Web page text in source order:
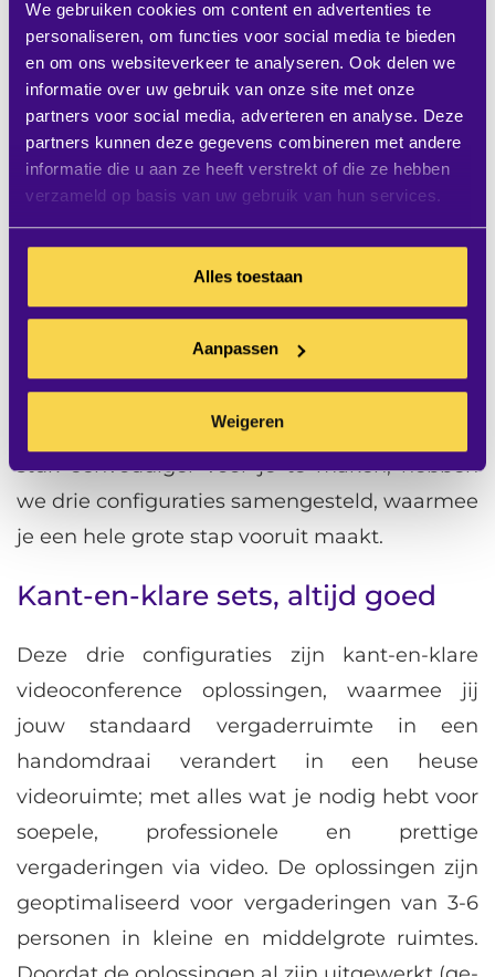
We gebruiken cookies om content en advertenties te
personaliseren, om functies voor social media te bieden
en om ons websiteverkeer te analyseren. Ook delen we
informatie over uw gebruik van onze site met onze
partners voor social media, adverteren en analyse. Deze
partners kunnen deze gegevens combineren met andere
informatie die u aan ze heeft verstrekt of die ze hebben
verzameld op basis van uw gebruik van hun services.
Alles toestaan
Aanpassen
Weigeren
volledige onderzoek hier downloaden).
Iedere medewerker verdient
video
Het is dus time for a change. Iedere
video. Of beter gezegd: iedere medewerker
verdient video. En wij kunnen jou daar prima
mee helpen. Wij hebben namelijk inmiddels
duizenden videoconference-oplossingen
geadviseerd en gerealiseerd; en verzorgen
nog steeds het onderhoud. Om het nog een
stuk eenvoudiger voor je te maken, hebben
we drie configuraties samengesteld, waarmee
je een hele grote stap vooruit maakt.
Kant-en-klare sets, altijd goed
Deze drie configuraties zijn kant-en-klare
videoconference oplossingen, waarmee jij
jouw standaard vergaderruimte in een
handomdraai verandert in een heuse
videoruimte; met alles wat je nodig hebt voor
soepele, professionele en prettige
vergaderingen via video. De oplossingen zijn
geoptimaliseerd voor vergaderingen van 3-6
personen in kleine en middelgrote ruimtes.